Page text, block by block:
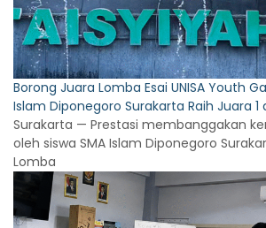
Borong Juara Lomba Esai UNISA Youth
Islam Diponegoro Surakarta Raih Juara 1
Surakarta — Prestasi membanggakan
oleh siswa SMA Islam Diponegoro
Lomba